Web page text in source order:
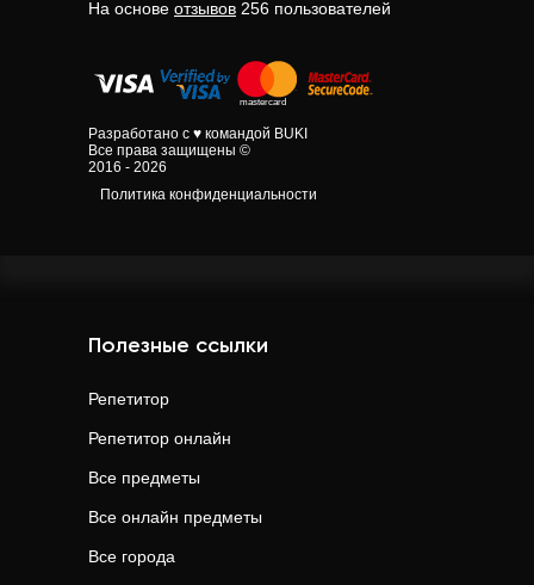
На основе отзывов 256 пользователей
Разработано с ♥ командой BUKI
Все права защищены ©
2016 - 2026
Политика конфиденциальности
Полезные ссылки
Репетитор
Репетитор онлайн
Все предметы
Все онлайн предметы
Все города